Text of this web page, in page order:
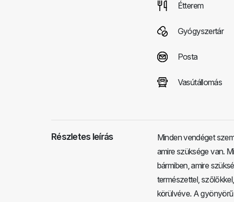
Étterem
Gyógyszertár
Posta
Vasútállomás
Részletes leírás
Minden vendéget
amire szüksége van.
bármiben, amire
természettel,
körülvéve. A